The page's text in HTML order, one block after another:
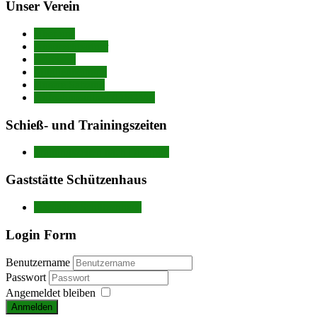
Unser Verein
Schieß- und Trainingszeiten
Gaststätte Schützenhaus
Login Form
Benutzername
Passwort
Angemeldet bleiben
Anmelden